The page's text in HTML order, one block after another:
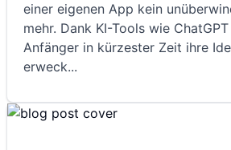
einer eigenen App kein
mehr. Dank KI-Tools wie
Anfänger in kürzester Zeit ihre
erweck...